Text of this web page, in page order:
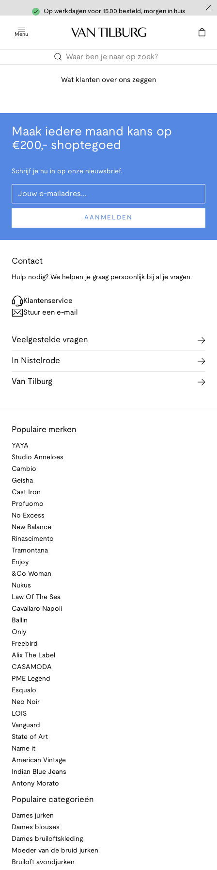
Op werkdagen voor 15.00 besteld, morgen in huis
Menu
Wat klanten over ons zeggen
Maak iedere maand kans op
€200,- shoptegoed
Schrijf je nu in op onze nieuwsbrief.
Your Email
AANMELDEN
Contact
Hulp nodig? We helpen je graag persoonlijk bij al je vragen.
Klantenservice
Stuur een e-mail
Veelgestelde vragen
In Nistelrode
Van Tilburg
Populaire merken
YAYA
Studio Anneloes
Cambio
Geisha
Cast Iron
Profuomo
No Excess
New Balance
Rinascimento
Tramontana
Enjoy
&Co Woman
Nukus
Law Of The Sea
Cavallaro Napoli
Ballin
Only
Freebird
Alix The Label
CASAMODA
PME Legend
Esqualo
Neo Noir
LOIS
Vanguard
State of Art
Name it
American Vintage
Indian Blue Jeans
Antony Morato
Populaire categorieën
Dames jurken
Dames blouses
Dames bruiloftskleding
Moeder van de bruid jurken
Bruiloft avondjurken